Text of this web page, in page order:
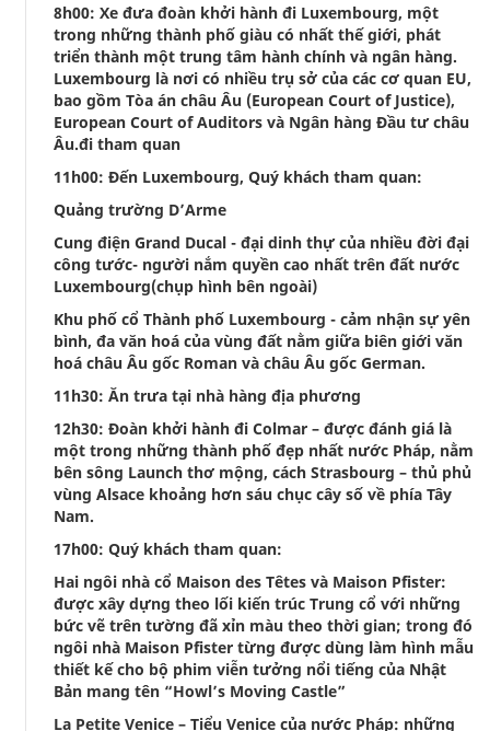
8h00: Xe đưa đoàn khởi hành đi Luxembourg, một
trong những thành phố giàu có nhất thế giới, phát
triển thành một trung tâm hành chính và ngân hàng.
Luxembourg là nơi có nhiều trụ sở của các cơ quan EU,
bao gồm Tòa án châu Âu (European Court of Justice),
European Court of Auditors và Ngân hàng Đầu tư châu
Âu.đi tham quan
11h00: Đến Luxembourg, Quý khách tham quan:
Quảng trường D’Arme
Cung điện Grand Ducal - đại dinh thự của nhiều đời đại
công tước- người nắm quyền cao nhất trên đất nước
Luxembourg(chụp hình bên ngoài)
Khu phố cổ Thành phố Luxembourg - cảm nhận sự yên
bình, đa văn hoá của vùng đất nằm giữa biên giới văn
hoá châu Âu gốc Roman và châu Âu gốc German.
11h30: Ăn trưa tại nhà hàng địa phương
12h30: Đoàn khởi hành đi Colmar – được đánh giá là
một trong những thành phố đẹp nhất nước Pháp, nằm
bên sông Launch thơ mộng, cách Strasbourg – thủ phủ
vùng Alsace khoảng hơn sáu chục cây số về phía Tây
Nam.
17h00: Quý khách tham quan:
Hai ngôi nhà cổ Maison des Têtes và Maison Pfister:
được xây dựng theo lối kiến trúc Trung cổ với những
bức vẽ trên tường đã xỉn màu theo thời gian; trong đó
ngôi nhà Maison Pfister từng được dùng làm hình mẫu
thiết kế cho bộ phim viễn tưởng nổi tiếng của Nhật
Bản mang tên “Howl’s Moving Castle”
La Petite Venice – Tiểu Venice của nước Pháp: những